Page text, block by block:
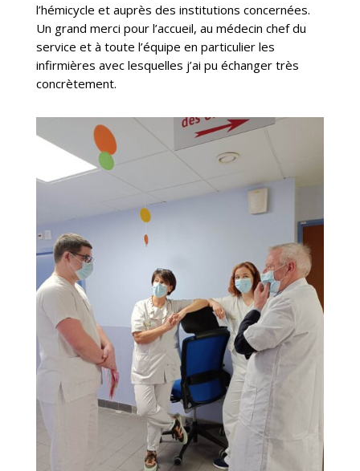
l’hémicycle et auprès des institutions concernées.
Un grand merci pour l’accueil, au médecin chef du
service et à toute l’équipe en particulier les
infirmières avec lesquelles j’ai pu échanger très
concrètement.